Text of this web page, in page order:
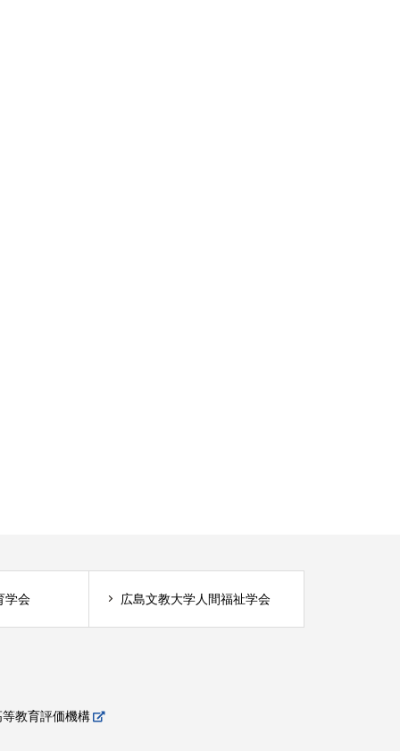
学会 広島文教大学人間福祉学会
教育評価機構